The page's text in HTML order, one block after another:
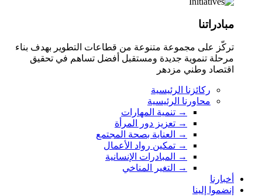
مبادراتنا
تركّز على مجموعة متنوعة من قطاعات التطوير بهدف بناء
مرحلة تنموية جديدة ومستقبل أفضل تساهم في تحقيق
اقتصاد وطني مزدهر
ركائزنا الرئيسية
محاورنا الرئيسية
→ تنمية المهارات
→ تعزيز دور المرأة
→
العناية بصحة المجتمع
→ تمكين رواد الأعمال
→
المبادرات الإنسانية
→
التغير المناخي
أخبارنا
إنضموا إلينا